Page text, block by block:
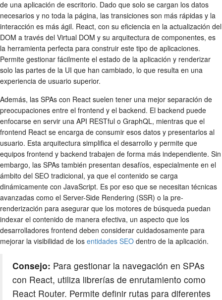
de una aplicación de escritorio. Dado que solo se cargan los datos
necesarios y no toda la página, las transiciones son más rápidas y la
interacción es más ágil. React, con su eficiencia en la actualización del
DOM a través del Virtual DOM y su arquitectura de componentes, es
la herramienta perfecta para construir este tipo de aplicaciones.
Permite gestionar fácilmente el estado de la aplicación y renderizar
solo las partes de la UI que han cambiado, lo que resulta en una
experiencia de usuario superior.
Además, las SPAs con React suelen tener una mejor separación de
preocupaciones entre el frontend y el backend. El backend puede
enfocarse en servir una API RESTful o GraphQL, mientras que el
frontend React se encarga de consumir esos datos y presentarlos al
usuario. Esta arquitectura simplifica el desarrollo y permite que
equipos frontend y backend trabajen de forma más independiente. Sin
embargo, las SPAs también presentan desafíos, especialmente en el
ámbito del SEO tradicional, ya que el contenido se carga
dinámicamente con JavaScript. Es por eso que se necesitan técnicas
avanzadas como el Server-Side Rendering (SSR) o la pre-
renderización para asegurar que los motores de búsqueda puedan
indexar el contenido de manera efectiva, un aspecto que los
desarrolladores frontend deben considerar cuidadosamente para
mejorar la visibilidad de los entidades SEO dentro de la aplicación.
Consejo: Para gestionar la navegación en SPAs
con React, utiliza librerías de enrutamiento como
React Router. Permite definir rutas para diferentes